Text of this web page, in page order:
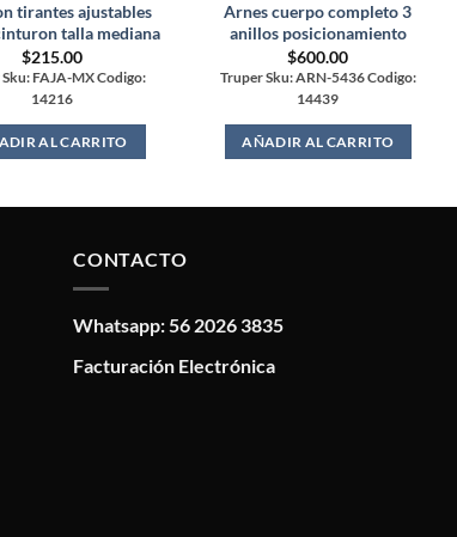
tirantes ajustables
talla mediana
$215.00
FAJA-MX Codigo:
14216
AL CARRITO
Arnes cuerpo completo 3
anillos posicionamiento
$600.00
Truper Sku: ARN-5436 Codigo:
14439
AÑADIR AL CARRITO
CONTACTO
Whatsapp: 56 2026 3835
Facturación Electrónica